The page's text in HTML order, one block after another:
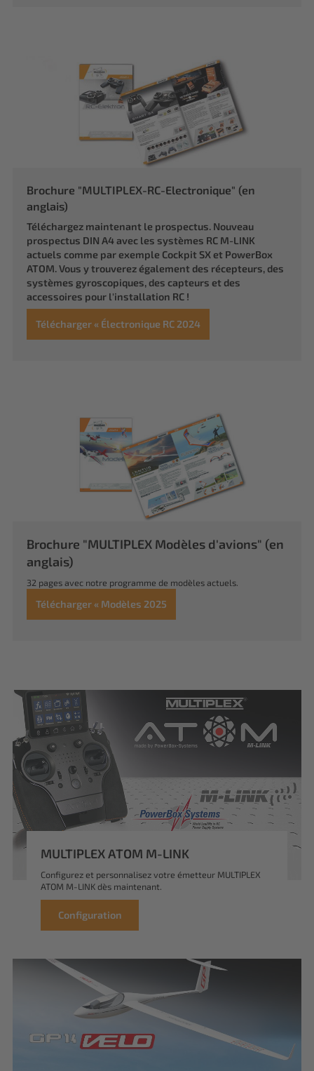
Brochure "MULTIPLEX-RC-Electronique" (en
anglais)
Téléchargez maintenant le prospectus. Nouveau
prospectus DIN A4 avec les systèmes RC M-LINK
actuels comme par exemple Cockpit SX et PowerBox
ATOM. Vous y trouverez également des récepteurs, des
systèmes gyroscopiques, des capteurs et des
accessoires pour l'installation RC !
Télécharger « Électronique RC 2024
Brochure "MULTIPLEX Modèles d'avions" (en
anglais)
32 pages avec notre programme de modèles actuels.
Télécharger « Modèles 2025
MULTIPLEX ATOM M-LINK
Configurez et personnalisez votre émetteur MULTIPLEX
ATOM M-LINK dès maintenant.
Configuration